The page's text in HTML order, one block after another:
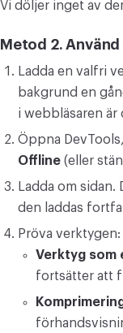
Vi döljer inget av
Metod 2.
Ladda en valfri
bakgrund en
i webbläsaren är
Öppna
Offline (eller
Ladda om sidan.
den laddas
Pröva verktygen:
Verktyg som
fortsätter att